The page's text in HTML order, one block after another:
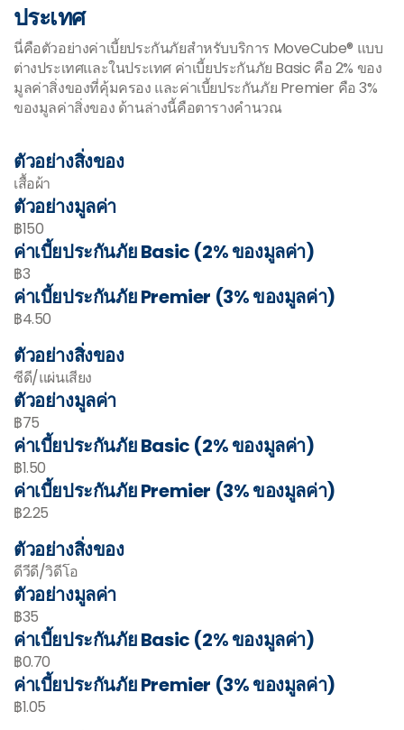
ประเทศ
นี่คือตัวอย่างค่าเบี้ยประกันภัยสำหรับบริการ MoveCube® แบบ
ต่างประเทศและในประเทศ ค่าเบี้ยประกันภัย Basic คือ 2% ของ
มูลค่าสิ่งของที่คุ้มครอง และค่าเบี้ยประกันภัย Premier คือ 3%
ของมูลค่าสิ่งของ ด้านล่างนี้คือตารางคำนวณ
ตัวอย่างสิ่งของ
เสื้อผ้า
ตัวอย่างมูลค่า
฿150
ค่าเบี้ยประกันภัย Basic (2% ของมูลค่า)
฿3
ค่าเบี้ยประกันภัย Premier (3% ของมูลค่า)
฿4.50
ตัวอย่างสิ่งของ
ซีดี/แผ่นเสียง
ตัวอย่างมูลค่า
฿75
ค่าเบี้ยประกันภัย Basic (2% ของมูลค่า)
฿1.50
ค่าเบี้ยประกันภัย Premier (3% ของมูลค่า)
฿2.25
ตัวอย่างสิ่งของ
ดีวีดี/วิดีโอ
ตัวอย่างมูลค่า
฿35
ค่าเบี้ยประกันภัย Basic (2% ของมูลค่า)
฿0.70
ค่าเบี้ยประกันภัย Premier (3% ของมูลค่า)
฿1.05